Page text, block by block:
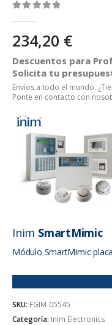
234,20 €
Descuentos para
Solicita tu
Envíos a todo el mundo.
Ponte en contacto con
Inim SmartMimic
Módulo SmartMimic
SKU: FGIM-05545
Categoría: Inim Electronics